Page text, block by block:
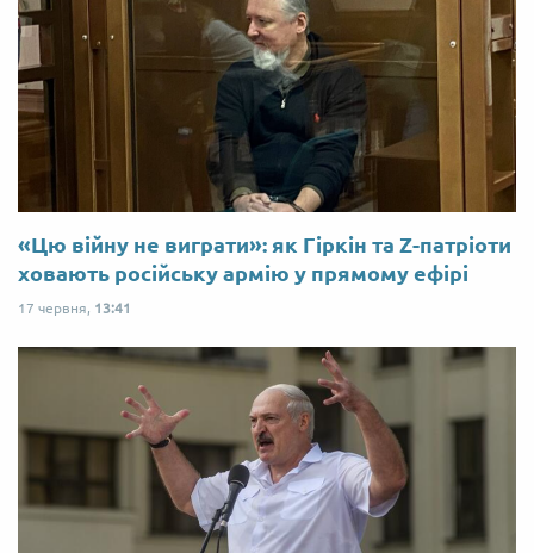
«Цю війну не виграти»: як Гіркін та Z-патріоти
ховають російську армію у прямому ефірі
17 червня, 13:41